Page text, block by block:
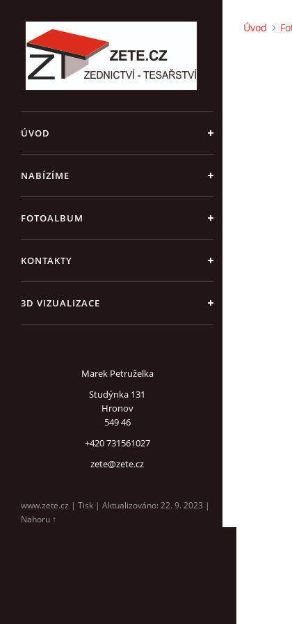
ÚVOD
NABÍZÍME
FOTOALBUM
KONTAKTY
3D VIZUALIZACE
Marek Petruželka
Studýnka 131
Hronov
549 46
+420 731561027
zete@zete.cz
www.zete.cz | Tisk | Aktualizováno: 22. 9. 2023 |
Nahoru ↑
Úvod